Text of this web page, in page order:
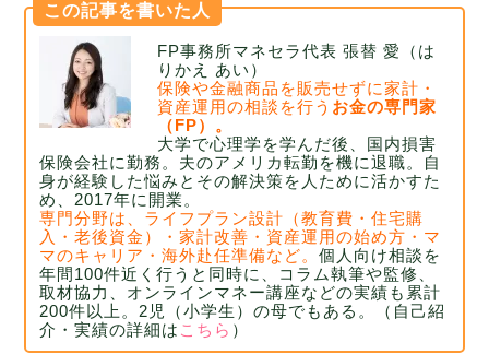
この記事を書いた人
FP事務所マネセラ代表 張替 愛（は
りかえ あい）
保険や金融商品を販売せずに家計・
資産運用の相談を行う お金の専門家
（FP）。
大学で心理学を学んだ後、国内損害
保険会社に勤務。 夫のアメリカ転勤を機に退職。自
身が経験した悩みとその解決策を人ために活かすた
め、2017年に開業。
専門分野は、ライフプラン設計（教育費・住宅購
入・老後資金）・家計改善・資産運用の始め方・マ
マのキャリア・海外赴任準備など。個人向け相談を
年間100件近く行うと同時に、コラム執筆や監修、
取材協力、 オンラインマネー講座などの実績も累計
200件以上。2児（小学生）の母でもある。
（自己紹
介・実績の詳細は こちら ）